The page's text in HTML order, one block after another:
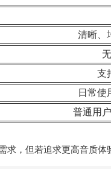
清晰、
支
日常使
普通用
，但若追求更高音质体